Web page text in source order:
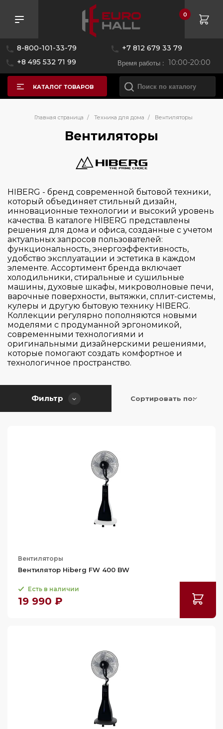
8-800-101-33-79
+7 812 679 33 79
+8 495 532 71 99
Время работы : 10:00-20:00
0
КАТАЛОГ ТОВАРОВ
Главная страница / Техника для дома / Вентиляторы
Вентиляторы
HIBERG - бренд современной бытовой техники,
который объединяет стильный дизайн,
инновационные технологии и высокий уровень
качества. В каталоге HIBERG представлены
решения для дома и офиса, созданные с учетом
актуальных запросов пользователей:
функциональность, энергоэффективность,
удобство эксплуатации и эстетика в каждом
элементе. Ассортимент бренда включает
холодильники, стиральные и сушильные
машины, духовые шкафы, микроволновые печи,
варочные поверхности, вытяжки, сплит-системы,
кулеры и другую бытовую технику HIBERG.
Коллекции регулярно пополняются новыми
моделями с продуманной эргономикой,
современными технологиями и
оригинальными дизайнерскими решениями,
которые помогают создать комфортное и
технологичное пространство.
Фильтр
Розничная цена
—
Бренд
Black+Decker
Midea
Taurus
Страна производитель
Китай
Управление
Кнопочное
Поворотный регулятор
пульт
Сенсорное
Таймер
есть
Нет
Материал исполнения
Металл
Высота (см)
Ширина (см)
Глубина (см)
Сортировать по:
Вентиляторы
Вентилятор Hiberg FW 400 BW
Есть в наличии
19 990 ₽